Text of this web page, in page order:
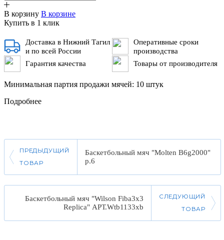
В корзину В корзине
Купить в 1 клик
Доставка в Нижний Тагил
и по всей России
Оперативные сроки
производства
Гарантия качества
Товары от производителя
Минимальная партия продажи мячей: 10 штук
Подробнее
ПРЕДЫДУЩИЙ
ТОВАР
Баскетбольный мяч "Molten B6g2000"
р.6
Баскетбольный мяч "Wilson Fiba3x3
Replica" АРТ.Wtb1133xb
СЛЕДУЮЩИЙ
ТОВАР